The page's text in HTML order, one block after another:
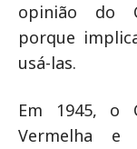
opinião do
porque
usá-las.
Em 1945, o
Vermelha e